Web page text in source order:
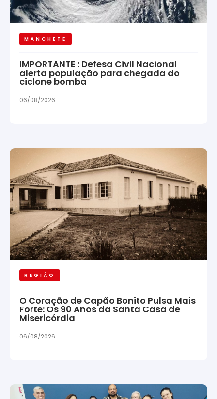
MANCHETE
IMPORTANTE : Defesa Civil Nacional
alerta população para chegada do
ciclone bomba
06/08/2026
REGIÃO
O Coração de Capão Bonito Pulsa Mais
Forte: Os 90 Anos da Santa Casa de
Misericórdia
06/08/2026